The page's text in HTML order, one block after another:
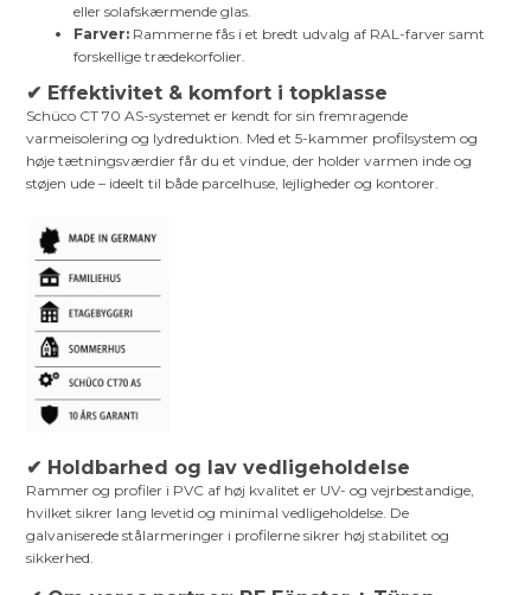
eller solafskærmende glas.
Farver: Rammerne fås i et bredt udvalg af RAL-farver samt
forskellige trædekorfolier.
✔ Effektivitet & komfort i topklasse
Schüco CT 70 AS-systemet er kendt for sin fremragende
varmeisolering og lydreduktion. Med et 5-kammer profilsystem og
høje tætningsværdier får du et vindue, der holder varmen inde og
støjen ude – ideelt til både parcelhuse, lejligheder og kontorer.
✔ Holdbarhed og lav vedligeholdelse
Rammer og profiler i PVC af høj kvalitet er UV- og vejrbestandige,
hvilket sikrer lang levetid og minimal vedligeholdelse. De
galvaniserede stålarmeringer i profilerne sikrer høj stabilitet og
sikkerhed.